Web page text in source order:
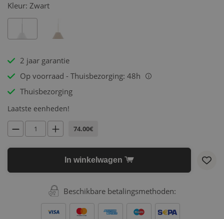
Kleur: Zwart
2 jaar garantie
Op voorraad - Thuisbezorging: 48h
i
Thuisbezorging
Laatste eenheden!
74.00€
In winkelwagen
Beschikbare betalingsmethoden: